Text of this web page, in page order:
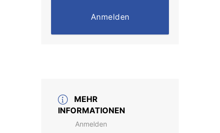
Anmelden
MEHR
INFORMATIONEN
Anmelden